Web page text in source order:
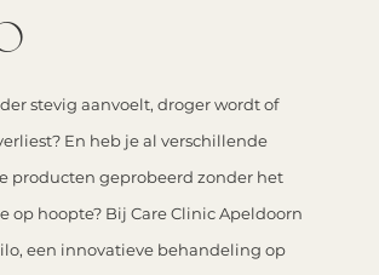
stevig aanvoelt, droger wordt of
En heb je al verschillende
producten geprobeerd zonder het
op hoopte? Bij Care Clinic Apeldoorn
een innovatieve behandeling op